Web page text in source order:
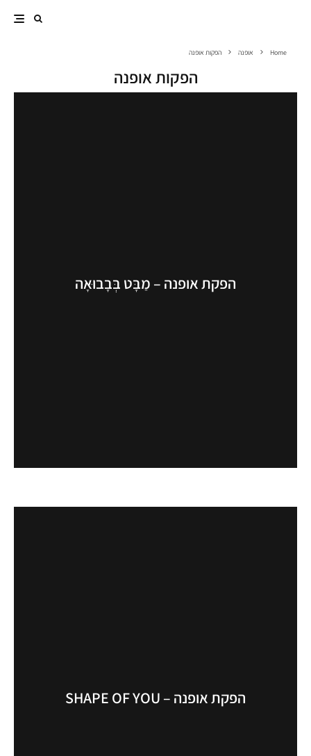
Home אופנה הפקות אופנה
הפקות אופנה
הפקת אופנה – מַבָּט בְּבָבוּאָה
הפקת אופנה – SHAPE OF YOU